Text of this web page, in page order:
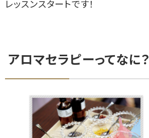
レッスンスタートです！
アロマセラピーってなに？